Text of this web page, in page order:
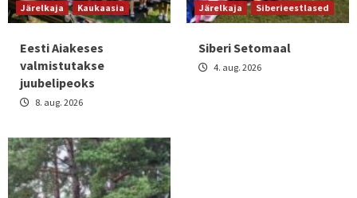
Järelkaja Kaukaasia
Eesti Aiakeses
valmistutakse
juubelipeoks
8. aug. 2026
Järelkaja Siberieestlased
Siberi Setomaal
4. aug. 2026